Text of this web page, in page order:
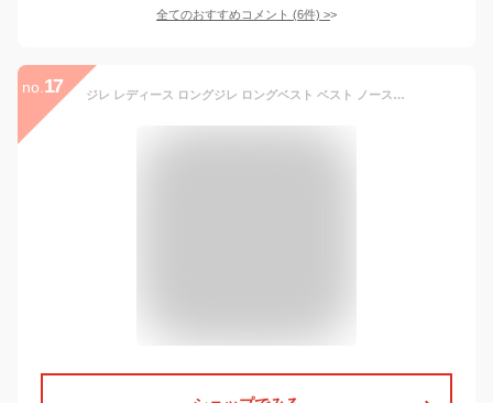
全てのおすすめコメント (6件) >
no. 17 ジレ レディース ロングジレ ロングベスト ベスト ノースリーブ ジレベスト ジレンチ ロング丈 チェック柄 ベスト 羽織 ポケット付き 大きいサイズ 春秋 カジュアル